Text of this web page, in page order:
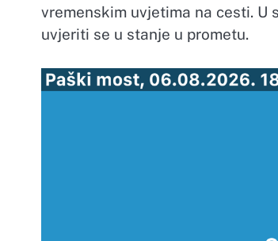
vremenskim uvjetima na cesti. U
uvjeriti se u stanje u prometu.